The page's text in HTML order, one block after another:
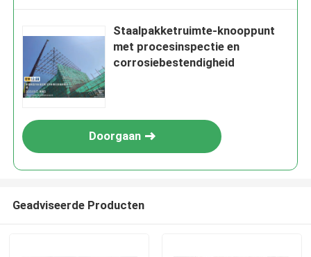
Staalpakketruimte-knooppunt
met procesinspectie en
corrosiebestendigheid
Doorgaan
Geadviseerde Producten